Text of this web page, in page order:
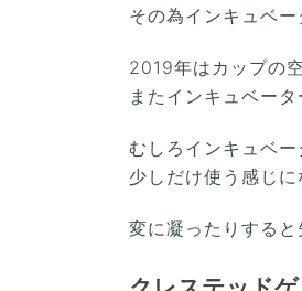
その為インキュベ
2019年はカップの
またインキュベー
むしろインキュベ
少しだけ使う感じに
変に凝ったりすると